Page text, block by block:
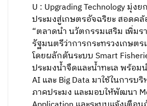
U : Upgrading Technology มุ่ง
ประมงสู่เกษตรอัจฉริยะ สอดค
“ตลาดนำ นวัตกรรมเสริม เพิ่มร
รัฐมนตรีว่าการกระทรวงเกษต
โดยผลักดันระบบ Smart
ประมงน้ำจืดและน้ำทะเล พร้อมน
AI และ Big Data มาใช้ในการบ
ภาคประมง และมอบให้พัฒนา